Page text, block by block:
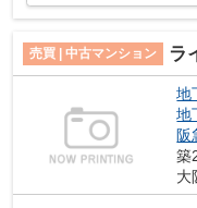
売買 | 中古マンション ラ
地
地
阪
築
大